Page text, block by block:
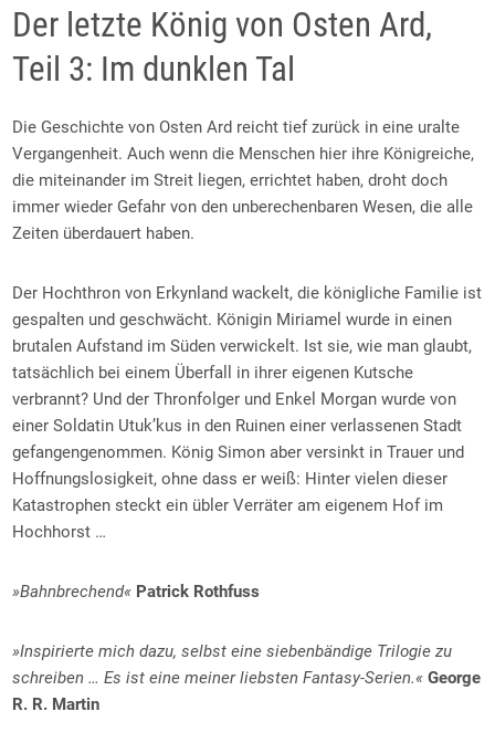
Der letzte König von Osten Ard,
Teil 3: Im dunklen Tal
Die Geschichte von Osten Ard reicht tief zurück in eine uralte
Vergangenheit. Auch wenn die Menschen hier ihre Königreiche,
die miteinander im Streit liegen, errichtet haben, droht doch
immer wieder Gefahr von den unberechenbaren Wesen, die alle
Zeiten überdauert haben.
Der Hochthron von Erkynland wackelt, die königliche Familie ist
gespalten und geschwächt. Königin Miriamel wurde in einen
brutalen Aufstand im Süden verwickelt. Ist sie, wie man glaubt,
tatsächlich bei einem Überfall in ihrer eigenen Kutsche
verbrannt? Und der Thronfolger und Enkel Morgan wurde von
einer Soldatin Utuk’kus in den Ruinen einer verlassenen Stadt
gefangengenommen. König Simon aber versinkt in Trauer und
Hoffnungslosigkeit, ohne dass er weiß: Hinter vielen dieser
Katastrophen steckt ein übler Verräter am eigenem Hof im
Hochhorst …
»Bahnbrechend« Patrick Rothfuss
»Inspirierte mich dazu, selbst eine siebenbändige Trilogie zu
schreiben … Es ist eine meiner liebsten Fantasy-Serien.« George
R. R. Martin